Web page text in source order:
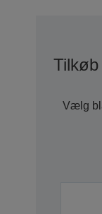
Tilkøb
Vælg